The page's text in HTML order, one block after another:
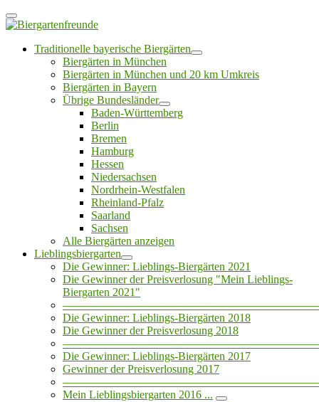
Traditionelle bayerische Biergärten
Biergärten in München
Biergärten in München und 20 km Umkreis
Biergärten in Bayern
Übrige Bundesländer
Baden-Württemberg
Berlin
Bremen
Hamburg
Hessen
Niedersachsen
Nordrhein-Westfalen
Rheinland-Pfalz
Saarland
Sachsen
Alle Biergärten anzeigen
Lieblingsbiergarten
Die Gewinner: Lieblings-Biergärten 2021
Die Gewinner der Preisverlosung "Mein Lieblings-
Biergarten 2021"
Die Gewinner: Lieblings-Biergärten 2018
Die Gewinner der Preisverlosung 2018
Die Gewinner: Lieblings-Biergärten 2017
Gewinner der Preisverlosung 2017
Mein Lieblingsbiergarten 2016 ...